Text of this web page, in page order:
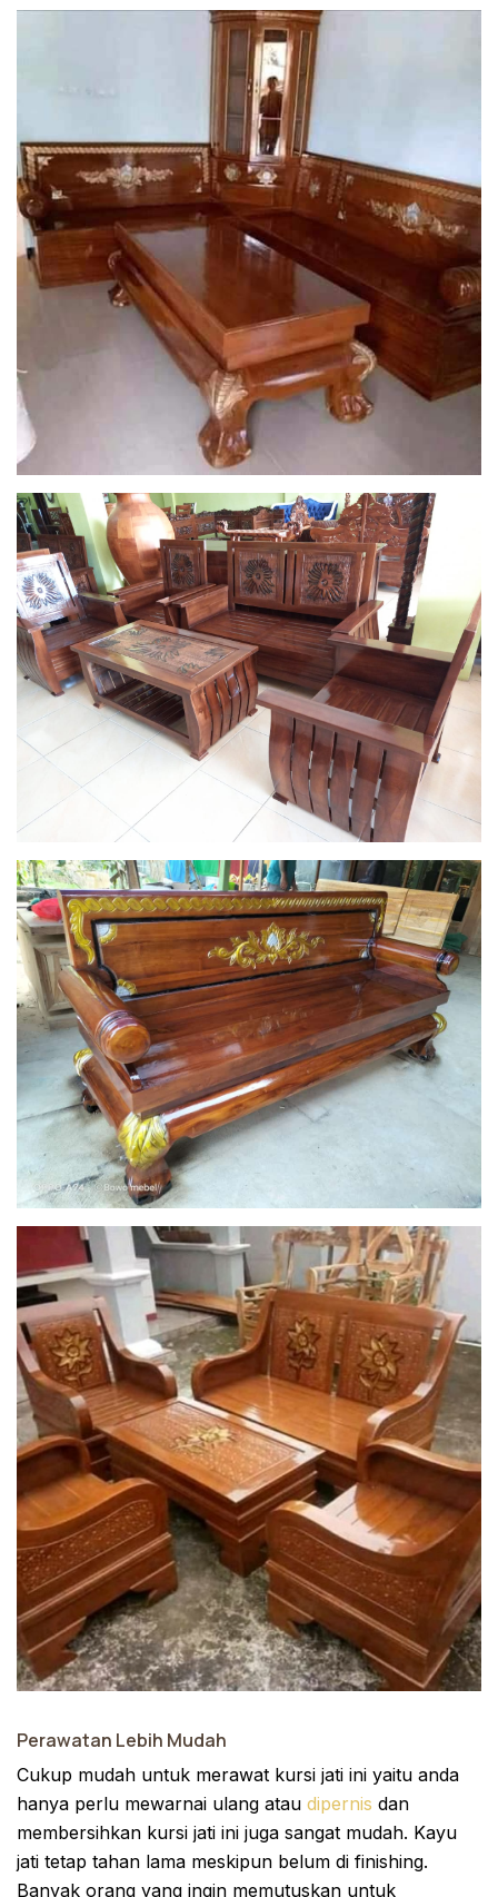
Perawatan Lebih Mudah
Cukup mudah untuk merawat kursi jati ini yaitu anda
hanya perlu mewarnai ulang atau dipernis dan
membersihkan kursi jati ini juga sangat mudah. Kayu
jati tetap tahan lama meskipun belum di finishing.
Banyak orang yang ingin memutuskan untuk